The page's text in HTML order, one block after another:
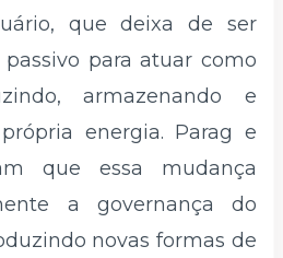
que deixa de ser
para atuar como
armazenando e
energia. Parag e
que essa mudança
a governança do
novas formas de